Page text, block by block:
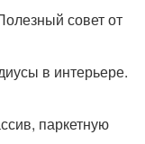
совет от
в интерьере.
паркетную